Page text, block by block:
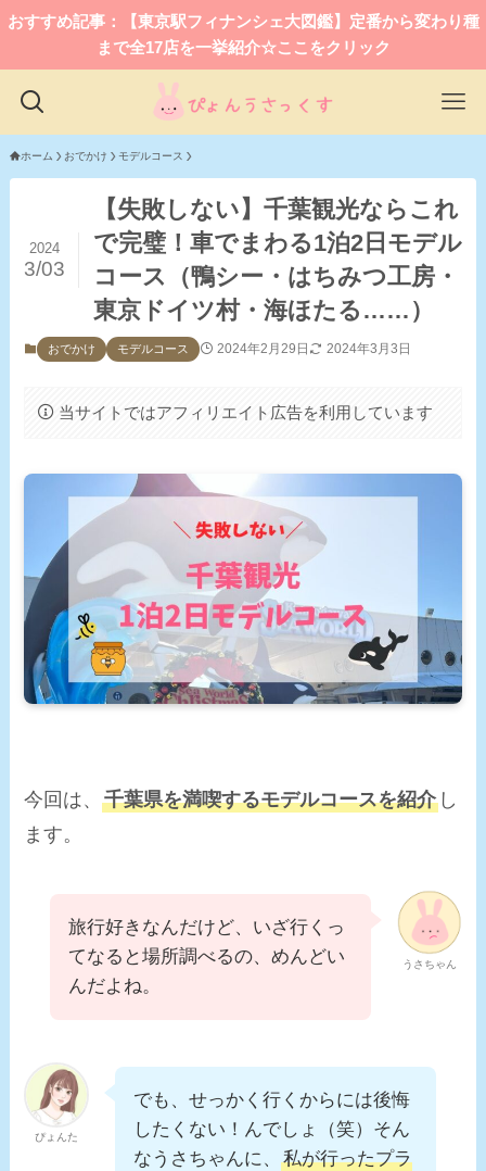
おすすめ記事：【東京駅フィナンシェ大図鑑】定番から変わり種
まで全17店を一挙紹介☆ここをクリック
ホーム おでかけ モデルコース
【失敗しない】千葉観光ならこれ
で完璧！車でまわる1泊2日モデル
コース（鴨シー・はちみつ工房・
東京ドイツ村・海ほたる……）
2024
3/03
おでかけ モデルコース 2024年2月29日 2024年3月3日
当サイトではアフィリエイト広告を利用しています
今回は、千葉県を満喫するモデルコースを紹介 し
ます。
うさちゃん
旅行好きなんだけど、いざ行くっ
てなると場所調べるの、めんどい
んだよね。
ぴょんた
でも、せっかく行くからには後悔
したくない！んでしょ（笑）そん
なうさちゃんに、私が行ったプラ